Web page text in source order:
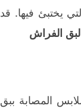
يختبئ فيها. قد
الفراش
المصابة ببق